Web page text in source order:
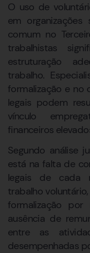
O uso de
em
comum no
trabalhistas
estruturação
trabalho.
formalização e no
legais podem
vínculo
financeiros
Segundo análise
está na falta de
legais de cada
trabalho
formalização
ausência de
entre as
desempenhadas